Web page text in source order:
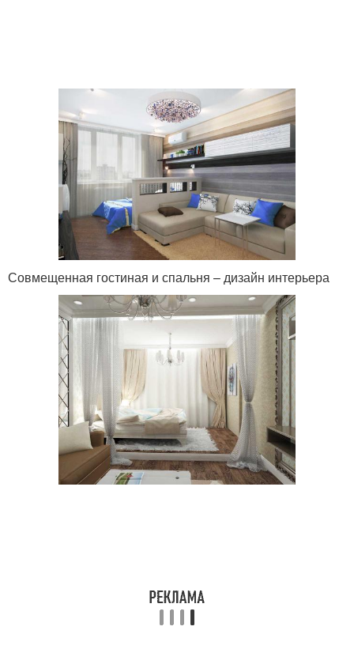
Совмещенная гостиная и спальня – дизайн интерьера